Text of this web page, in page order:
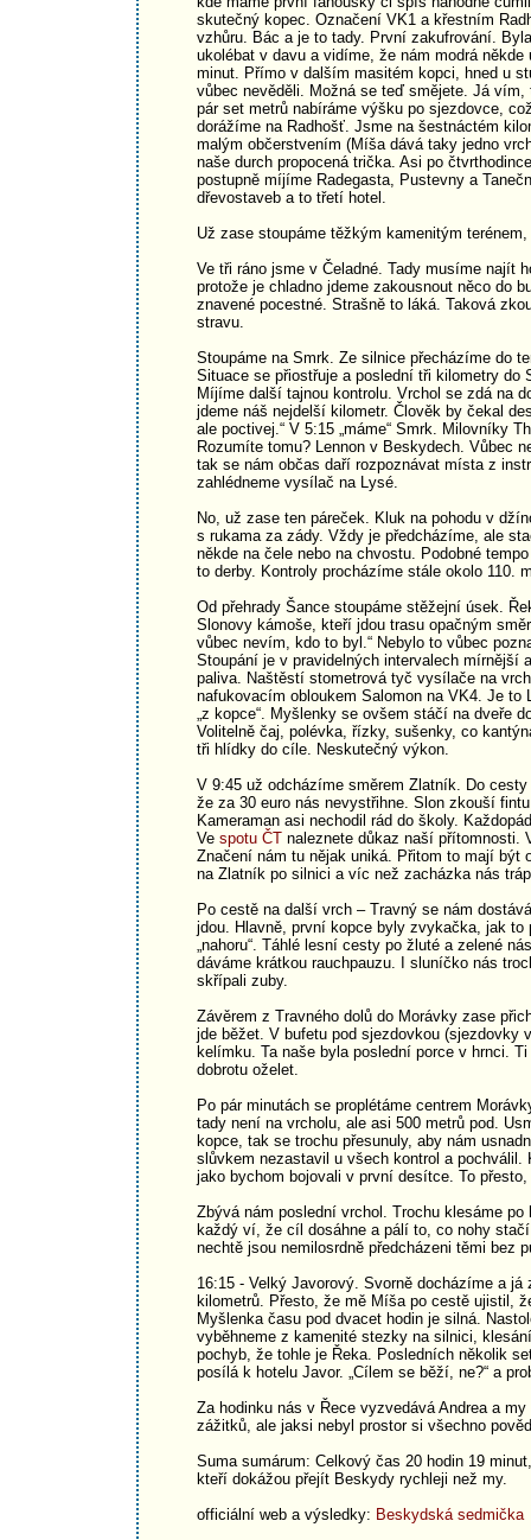
skutečný kopec. Označení VK1 a křestním
vzhůru. Bác a je to tady. První zakufrování.
ukolébat v davu a vidíme, že nám modrá
minut. Přímo v dalším masitém kopci, hned u
vůbec nevěděli. Možná se teď smějete. Já
pár set metrů nabíráme výšku po sjezdovce,
dorážíme na Radhošť. Jsme na šestnáctém
malým občerstvením (Míša dává taky jedno
naše durch propocená trička. Asi po
postupně míjíme Radegasta, Pustevny a
dřevostaveb a to třetí hotel.
Už zase stoupáme těžkým kamenitým
Ve tři ráno jsme v Čeladné. Tady musíme najít
protože je chladno jdeme zakousnout něco do
znavené pocestné. Strašně to láká. Taková
stravu.
Stoupáme na Smrk. Ze silnice přecházíme do
Situace se přiostřuje a poslední tři kilometry
Míjíme další tajnou kontrolu. Vrchol se zdá na
jdeme náš nejdelší kilometr. Člověk by čekal
ale poctivej.“ V 5:15 „máme“ Smrk. Milovníky
Rozumíte tomu? Lennon v Beskydech. Vůbec
tak se nám občas daří rozpoznávat místa z
zahlédneme vysílač na Lysé.
No, už zase ten páreček. Kluk na pohodu v
s rukama za zády. Vždy je předcházíme, ale
někde na čele nebo na chvostu. Podobné
to derby. Kontroly procházíme stále okolo 110.
Od přehrady Šance stoupáme stěžejní úsek.
Slonovy kámoše, kteří jdou trasu opačným
vůbec nevím, kdo to byl.“ Nebylo to vůbec
Stoupání je v pravidelných intervalech
paliva. Naštěstí stometrová tyč vysílače na
nafukovacím obloukem Salomon na VK4. Je
„z kopce“. Myšlenky se ovšem stáčí na dveře
Volitelně čaj, polévka, řízky, sušenky, co
tři hlídky do cíle. Neskutečný výkon.
V 9:45 už odcházíme směrem Zlatník. Do
že za 30 euro nás nevystřihne. Slon zkouší
Kameraman asi nechodil rád do školy.
Ve spotu ČT naleznete důkaz naší přítomnosti.
Značení nám tu nějak uniká. Přitom to mají být
na Zlatník po silnici a víc než zacházka nás
Po cestě na další vrch – Travný se nám
jdou. Hlavně, první kopce byly zvykačka, jak
„nahoru“. Táhlé lesní cesty po žluté a zelené
dáváme krátkou rauchpauzu. I sluníčko nás
skřípali zuby.
Závěrem z Travného dolů do Morávky zase
jde běžet. V bufetu pod sjezdovkou
kelímku. Ta naše byla poslední porce v hrnci.
dobrotu oželet.
Po pár minutách se proplétáme centrem
tady není na vrcholu, ale asi 500 metrů pod.
kopce, tak se trochu přesunuly, aby nám
slůvkem nezastavil u všech kontrol a
jako bychom bojovali v první desítce. To
Zbývá nám poslední vrchol. Trochu klesáme
každý ví, že cíl dosáhne a pálí to, co nohy
nechtě jsou nemilosrdně předcházeni těmi bez
16:15 - Velký Javorový. Svorně docházíme a
kilometrů. Přesto, že mě Míša po cestě ujistil,
Myšlenka času pod dvacet hodin je silná.
vyběhneme z kamenité stezky na silnici,
pochyb, že tohle je Řeka. Posledních několik
posílá k hotelu Javor. „Cílem se běží, ne?“ a
Za hodinku nás v Řece vyzvedává Andrea a
zážitků, ale jaksi nebyl prostor si všechno
Suma sumárum: Celkový čas 20 hodin 19
kteří dokážou přejít Beskydy rychleji než my.
officiální web a výsledky: Beskydská sedmička